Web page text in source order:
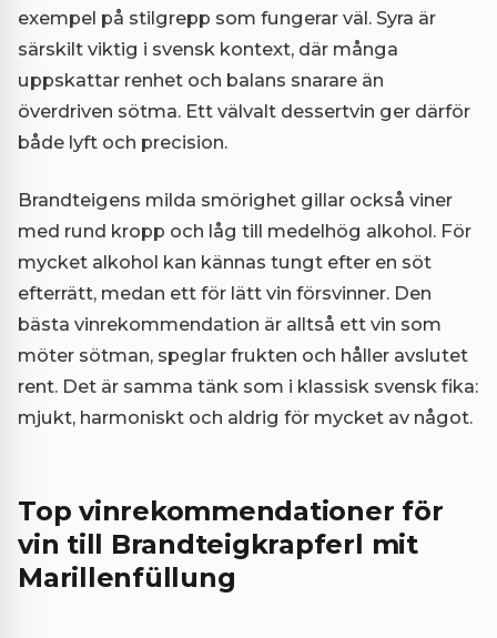
exempel på stilgrepp som fungerar väl. Syra är
särskilt viktig i svensk kontext, där många
uppskattar renhet och balans snarare än
överdriven sötma. Ett välvalt dessertvin ger därför
både lyft och precision.
Brandteigens milda smörighet gillar också viner
med rund kropp och låg till medelhög alkohol. För
mycket alkohol kan kännas tungt efter en söt
efterrätt, medan ett för lätt vin försvinner. Den
bästa vinrekommendation är alltså ett vin som
möter sötman, speglar frukten och håller avslutet
rent. Det är samma tänk som i klassisk svensk fika:
mjukt, harmoniskt och aldrig för mycket av något.
Top vinrekommendationer för
vin till Brandteigkrapferl mit
Marillenfüllung